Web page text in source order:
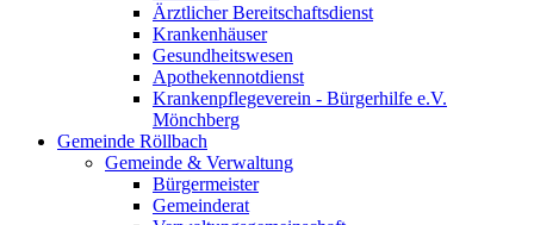
Ärztlicher Bereitschaftsdienst
Krankenhäuser
Gesundheitswesen
Apothekennotdienst
Krankenpflegeverein - Bürgerhilfe e.V.
Mönchberg
Gemeinde Röllbach
Gemeinde & Verwaltung
Bürgermeister
Gemeinderat